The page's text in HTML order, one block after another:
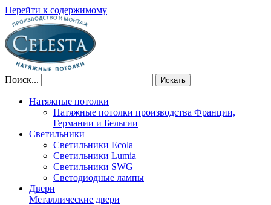
Перейти к содержимому
Поиск... Искать
Натяжные потолки
Натяжные потолки производства Франции,
Германии и Бельгии
Светильники
Светильники Ecola
Светильники Lumia
Светильники SWG
Светодиодные лампы
Двери
Металлические двери